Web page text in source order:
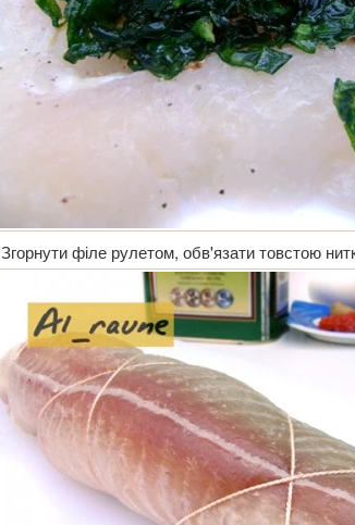
Згорнути філе рулетом, обв'язати товстою